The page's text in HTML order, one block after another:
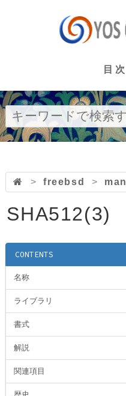
目次
> freebsd > man
SHA512(3)
CONTENTS
名称
ライブラリ
書式
解説
関連項目